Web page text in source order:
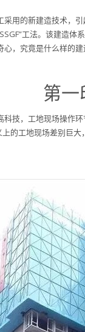
用的新建造技术，
工法。该建造
，究竟是什么样的
第一
科技，工地现场操作
的工地现场差别巨